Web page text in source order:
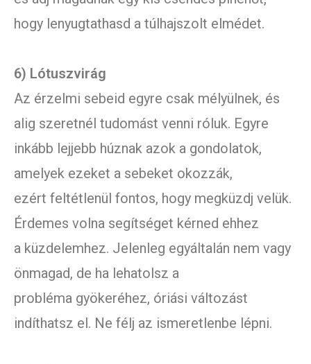
hogy lenyugtathasd a túlhajszolt elmédet.
6) Lótuszvirág
Az érzelmi sebeid egyre csak mélyülnek, és
alig szeretnél tudomást venni róluk. Egyre
inkább lejjebb húznak azok a gondolatok,
amelyek ezeket a sebeket okozzák,
ezért feltétlenül fontos, hogy megküzdj velük.
Érdemes volna segítséget kérned ehhez
a küzdelemhez. Jelenleg egyáltalán nem vagy
önmagad, de ha lehatolsz a
probléma gyökeréhez, óriási változást
indíthatsz el. Ne félj az ismeretlenbe lépni.